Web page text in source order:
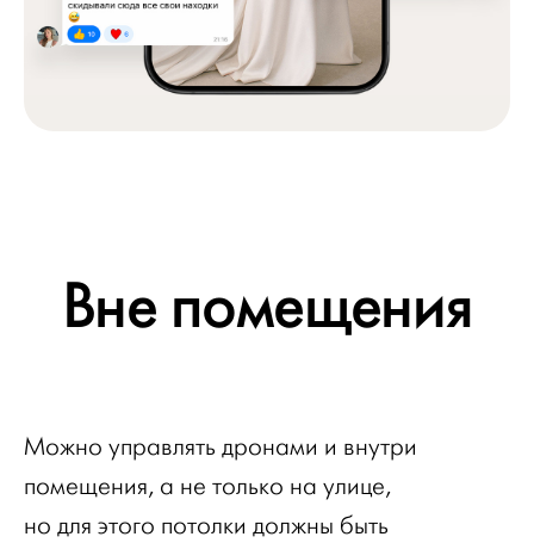
Вне помещения
Можно управлять дронами и внутри
помещения, а не только на улице,
но для этого потолки должны быть